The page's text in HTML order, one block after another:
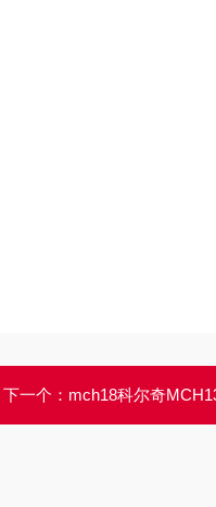
下一个： mch18科尔奇MCH13-16-18/